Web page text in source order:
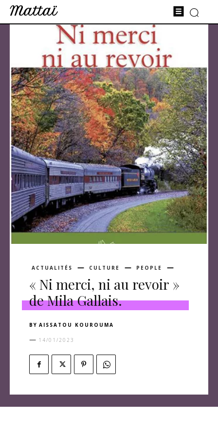
Mattaï
ACTUALITÉS CULTURE PEOPLE
« Ni merci, ni au revoir »
de Mila Gallais.
BY AISSATOU KOUROUMA
14/01/2023